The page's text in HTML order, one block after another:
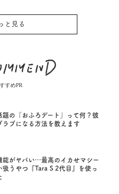
と見る
すめPR
題の「おふろデート」って何？彼
ラブになる方法を教えます
能がヤバい…最高のイカせマシー
吸うやつ『Tara S 2代目』を使っ